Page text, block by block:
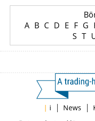
A B C D E F G
S T
| i | News |